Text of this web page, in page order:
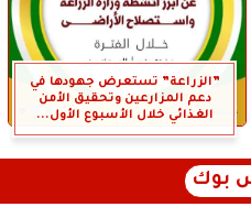
”الزراعة” تستعرض جهودها في
دعم المزارعين وتحقيق الأمن
الغذائي خلال الأسبوع الأول...
بوك